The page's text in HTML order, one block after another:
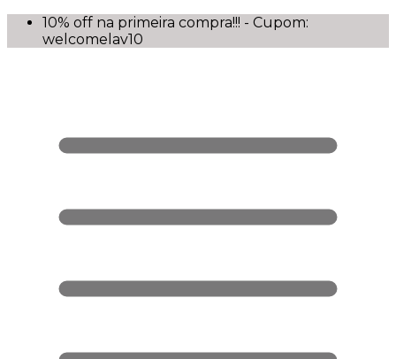
10% off na primeira compra!!! - Cupom:
welcomelav10